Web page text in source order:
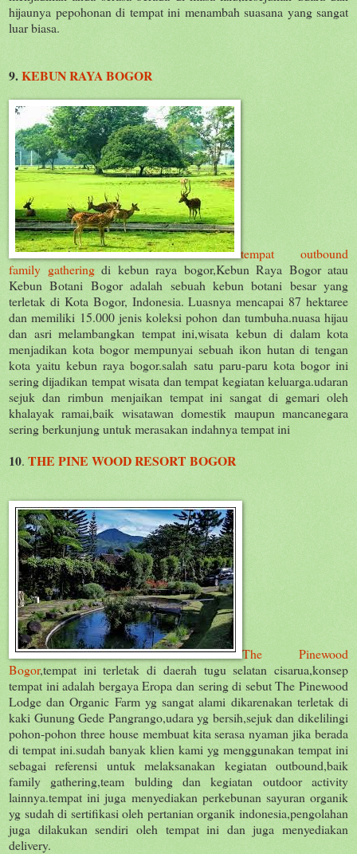
hijaunya pepohonan di tempat ini menambah suasana yang sangat
luar biasa.
9.KEBUN RAYA BOGOR
tempat outbound
family gatheringdi kebun raya bogor,Kebun Raya Bogor atau
Kebun Botani Bogor adalah sebuah kebun botani besar yang
terletak di Kota Bogor, Indonesia. Luasnya mencapai 87 hektaree
dan memiliki 15.000 jenis koleksi pohon dan tumbuha.nuasa hijau
dan asri melambangkan tempat ini,wisata kebun di dalam kota
menjadikan kota bogor mempunyai sebuah ikon hutan di tengan
kota yaitu kebun raya bogor.salah satu paru-paru kota bogor ini
sering dijadikan tempat wisata dan tempat kegiatan keluarga.udaran
sejuk dan rimbun menjaikan tempat ini sangat di gemari oleh
khalayak ramai,baik wisatawan domestik maupun mancanegara
sering berkunjung untuk merasakan indahnya tempat ini
10. THE PINE WOOD RESORT BOGOR
The Pinewood
Bogor,tempat ini terletak di daerah tugu selatan cisarua,konsep
tempat ini adalah bergaya Eropa dan sering di sebut The Pinewood
Lodge dan Organic Farm yg sangat alami dikarenakan terletak di
kaki Gunung Gede Pangrango,udara yg bersih,sejuk dan dikelilingi
pohon-pohon three house membuat kita serasa nyaman jika berada
di tempat ini.sudah banyak klien kami yg menggunakan tempat ini
sebagai referensi untuk melaksanakan kegiatan outbound,baik
family gathering,team bulding dan kegiatan outdoor activity
lainnya.tempat ini juga menyediakan perkebunan sayuran organik
yg sudah di sertifikasi oleh pertanian organik indonesia,pengolahan
juga dilakukan sendiri oleh tempat ini dan juga menyediakan
delivery.